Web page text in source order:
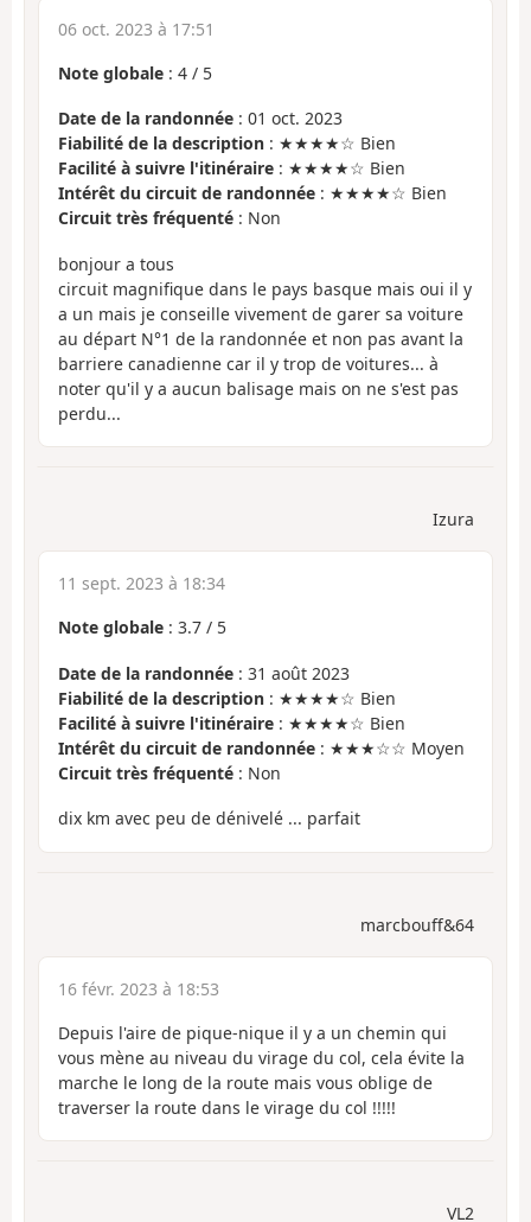
06 oct. 2023 à 17:51
Note globale : 4 / 5
Date de la randonnée : 01 oct. 2023
Fiabilité de la description : ★★★★☆ Bien
Facilité à suivre l'itinéraire : ★★★★☆ Bien
Intérêt du circuit de randonnée : ★★★★☆ Bien
Circuit très fréquenté : Non
bonjour a tous
circuit magnifique dans le pays basque mais oui il y
a un mais je conseille vivement de garer sa voiture
au départ N°1 de la randonnée et non pas avant la
barriere canadienne car il y trop de voitures... à
noter qu'il y a aucun balisage mais on ne s'est pas
perdu...
Izura
11 sept. 2023 à 18:34
Note globale : 3.7 / 5
Date de la randonnée : 31 août 2023
Fiabilité de la description : ★★★★☆ Bien
Facilité à suivre l'itinéraire : ★★★★☆ Bien
Intérêt du circuit de randonnée : ★★★☆☆ Moyen
Circuit très fréquenté : Non
dix km avec peu de dénivelé ... parfait
marcbouff&64
16 févr. 2023 à 18:53
Depuis l'aire de pique-nique il y a un chemin qui
vous mène au niveau du virage du col, cela évite la
marche le long de la route mais vous oblige de
traverser la route dans le virage du col !!!!!
VL2